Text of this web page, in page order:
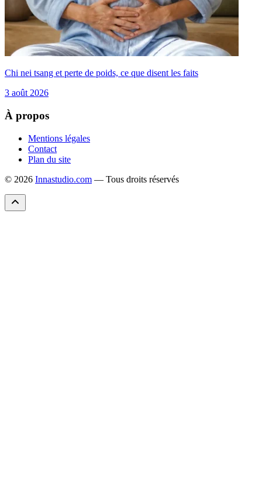
Chi nei tsang et perte de poids, ce que disent les faits
3 août 2026
À propos
Mentions légales
Contact
Plan du site
© 2026 Innastudio.com — Tous droits réservés